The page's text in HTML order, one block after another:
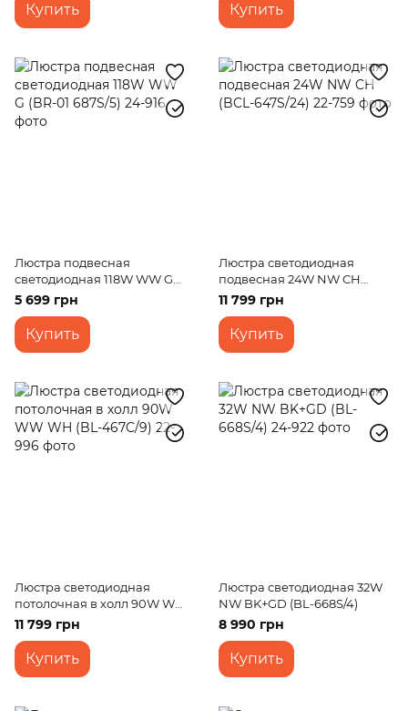
Купить Купить
Люстра подвесная
светодиодная 118W WW G
(BR-01 687S/5)
5 699 грн
Купить
Люстра светодиодная
подвесная 24W NW CH
(BCL-647S/24)
11 799 грн
Купить
Люстра светодиодная
потолочная в холл 90W WW
WH (BL-467C/9)
11 799 грн
Купить
Люстра светодиодная 32W
NW BK+GD (BL-668S/4)
8 990 грн
Купить